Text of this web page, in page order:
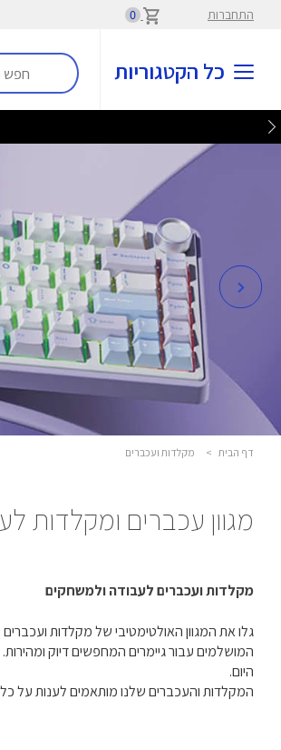
התחברות 0
כל הקטגוריות
דף הבית > מקלדות ועכברים
מגוון עכברים ומקלדות
מקלדות ועכברים לעבודה ולמשחקים
היום.
המקלדות והעכברים שלנו מותאמים לענות על כל